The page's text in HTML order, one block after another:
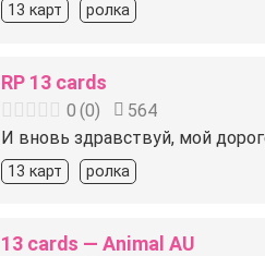
13 карт ролка
RP 13 cards
0 (0)
564
И вновь здравствуй, мой
13 карт ролка
13 cards — Animal AU